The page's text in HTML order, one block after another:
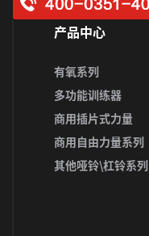
产品中心
有氧系列
多功能训练器
商用插片式力量
商用自由力量系列
其他哑铃\杠铃系列